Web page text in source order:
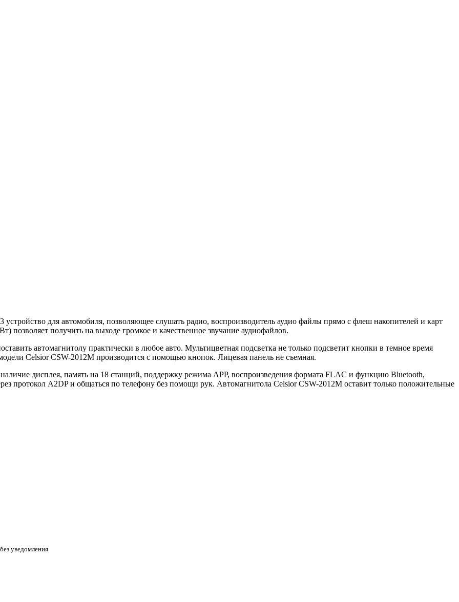
устройство для автомобиля, позволяющее слушать радио, воспроизводитель аудио файлы прямо с флеш накопителей и карт
позволяет получить на выходе громкое и качественное звучание аудиофайлов.
автомагнитолу практически в любое авто. Мультицветная подсветка не только подсветит кнопки в темное время
Celsior CSW-2012M производится с помощью кнопок. Лицевая панель не съемная.
дисплея, память на 18 станций, поддержку режима APP, воспроизведения формата FLAC и функцию Bluetooth,
протокол A2DP и общаться по телефону без помощи рук. Автомагнитола Celsior CSW-2012M оставит только положительные
уведомления